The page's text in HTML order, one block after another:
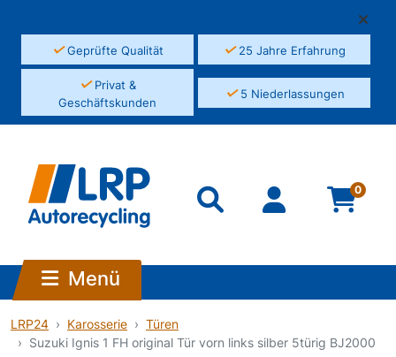
✓Geprüfte Qualität ✓25 Jahre Erfahrung
✓Privat &
Geschäftskunden
✓5 Niederlassungen
0
Menü
LRP24 Karosserie
Türen
Suzuki Ignis 1 FH original Tür vorn links silber 5türig BJ2000